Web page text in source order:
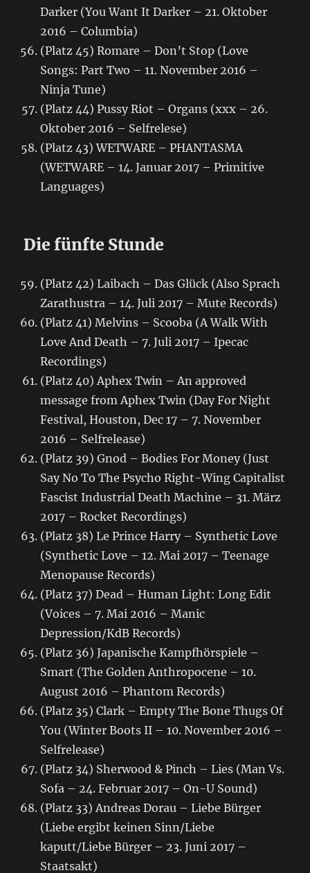
Darker (You Want It Darker – 21. Oktober
2016 – Columbia)
(Platz 45) Romare – Don’t Stop (Love
Songs: Part Two – 11. November 2016 –
Ninja Tune)
(Platz 44) Pussy Riot – Organs (xxx – 26.
Oktober 2016 – Selfrelese)
(Platz 43) WETWARE – PHANTASMA
(WETWARE – 14. Januar 2017 – Primitive
Languages)
Die fünfte Stunde
(Platz 42) Laibach – Das Glück (Also Sprach
Zarathustra – 14. Juli 2017 – Mute Records)
(Platz 41) Melvins – Scooba (A Walk With
Love And Death – 7. Juli 2017 – Ipecac
Recordings)
(Platz 40) Aphex Twin – An approved
message from Aphex Twin (Day For Night
Festival, Houston, Dec 17 – 7. November
2016 – Selfrelease)
(Platz 39) Gnod – Bodies For Money (Just
Say No To The Psycho Right-Wing Capitalist
Fascist Industrial Death Machine – 31. März
2017 – Rocket Recordings)
(Platz 38) Le Prince Harry – Synthetic Love
(Synthetic Love – 12. Mai 2017 – Teenage
Menopause Records)
(Platz 37) Dead – Human Light: Long Edit
(Voices – 7. Mai 2016 – Manic
Depression/KdB Records)
(Platz 36) Japanische Kampfhörspiele –
Smart (The Golden Anthropocene – 10.
August 2016 – Phantom Records)
(Platz 35) Clark – Empty The Bone Thugs Of
You (Winter Boots II – 10. November 2016 –
Selfrelease)
(Platz 34) Sherwood & Pinch – Lies (Man Vs.
Sofa – 24. Februar 2017 – On-U Sound)
(Platz 33) Andreas Dorau – Liebe Bürger
(Liebe ergibt keinen Sinn/Liebe
kaputt/Liebe Bürger – 23. Juni 2017 –
Staatsakt)